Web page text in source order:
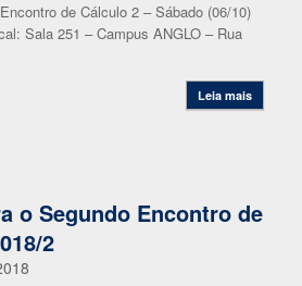
de Cálculo 2 – Sábado (06/10)
Sala 251 – Campus ANGLO – Rua
Leia mais
o Segundo Encontro de
2